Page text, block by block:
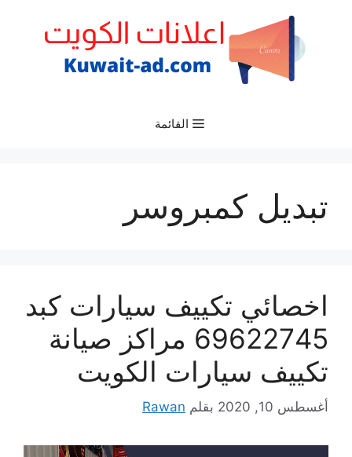
القائمة
تبديل كمبروسر
اخصائي تكييف سيارات كبد
69622745 مراكز صيانة
تكييف سيارات الكويت
أغسطس 10, 2020 بقلم Rawan